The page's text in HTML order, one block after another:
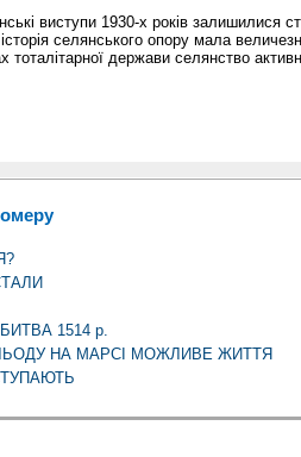
виступи 1930-х років залишилися
селянського опору мала
тоталітарної держави селянство
1514 р.
НА МАРСІ МОЖЛИВЕ ЖИТТЯ